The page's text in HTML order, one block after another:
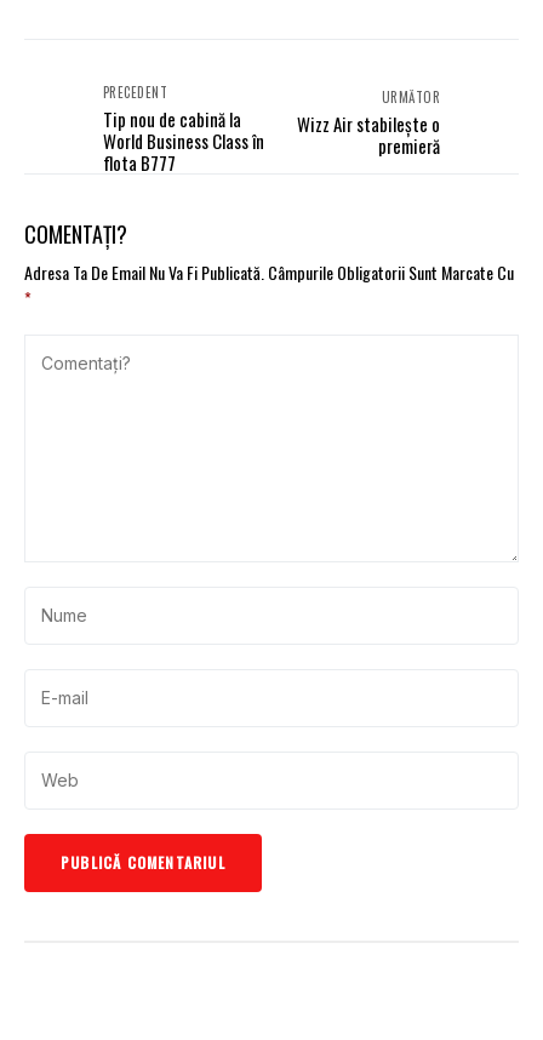
PRECEDENT
Tip nou de cabină la
World Business Class în
flota B777
URMĂTOR
Wizz Air stabilește o
premieră
COMENTAȚI?
Adresa Ta De Email Nu Va Fi Publicată. Câmpurile Obligatorii Sunt Marcate Cu
*